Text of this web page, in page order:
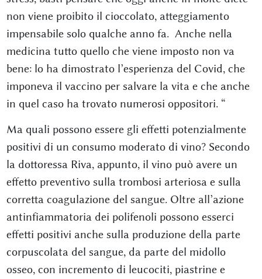
non viene proibito il cioccolato, atteggiamento
impensabile solo qualche anno fa. Anche nella
medicina tutto quello che viene imposto non va
bene: lo ha dimostrato l’esperienza del Covid, che
imponeva il vaccino per salvare la vita e che anche
in quel caso ha trovato numerosi oppositori. “
Ma quali possono essere gli effetti potenzialmente
positivi di un consumo moderato di vino? Secondo
la dottoressa Riva, appunto, il vino può avere un
effetto preventivo sulla trombosi arteriosa e sulla
corretta coagulazione del sangue. Oltre all’azione
antinfiammatoria dei polifenoli possono esserci
effetti positivi anche sulla produzione della parte
corpuscolata del sangue, da parte del midollo
osseo, con incremento di leucociti, piastrine e